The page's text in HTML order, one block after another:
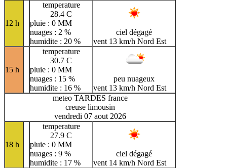
12 h
temperature
28.4 C
pluie : 0 MM
nuages : 2 %
humidite : 20 %
ciel dégagé
vent 13 km/h Nord Est
15 h
temperature
30.7 C
pluie : 0 MM
nuages : 15 %
humidite : 16 %
peu nuageux
vent 13 km/h Nord Est
meteo TARDES france
creuse limousin
vendredi 07 aout 2026
18 h
temperature
27.9 C
pluie : 0 MM
nuages : 9 %
humidite : 17 %
ciel dégagé
vent 14 km/h Nord Est